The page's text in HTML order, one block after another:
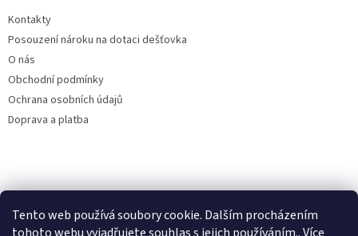
Tento web používá soubory cookie. Dalším procházením
Kontakty
Posouzení nároku na dotaci dešťovka
O nás
Obchodní podmínky
Ochrana osobních údajů
Doprava a platba
Filtry dešťové vody
Online